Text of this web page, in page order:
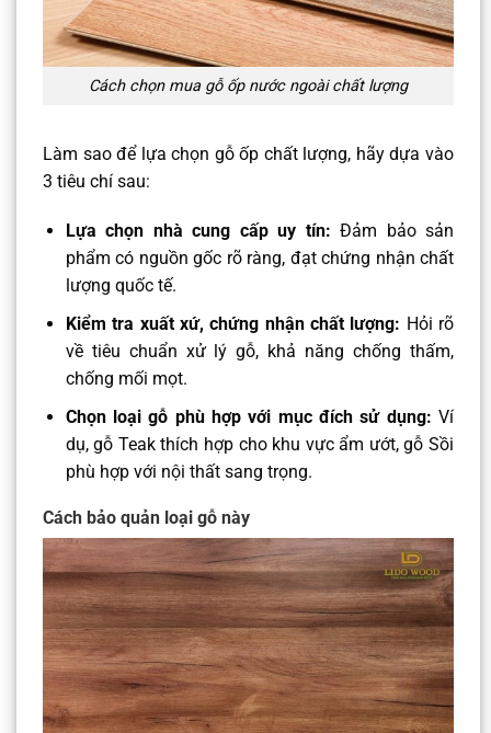
Cách chọn mua gỗ ốp nước ngoài chất lượng
Làm sao để lựa chọn gỗ ốp chất lượng, hãy dựa vào
3 tiêu chí sau:
Lựa chọn nhà cung cấp uy tín:Đảm bảo sản
phẩm có nguồn gốc rõ ràng, đạt chứng nhận chất
lượng quốc tế.
Kiểm tra xuất xứ, chứng nhận chất lượng: Hỏi rõ
về tiêu chuẩn xử lý gỗ, khả năng chống thấm,
chống mối mọt.
Chọn loại gỗ phù hợp với mục đích sử dụng: Ví
dụ, gỗ Teak thích hợp cho khu vực ẩm ướt, gỗ Sồi
phù hợp với nội thất sang trọng.
Cách bảo quản loại gỗ này